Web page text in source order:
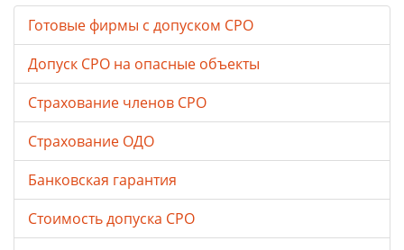
Готовые фирмы с допуском СРО
Допуск СРО на опасные объекты
Страхование членов СРО
Страхование ОДО
Банковская гарантия
Стоимость допуска СРО